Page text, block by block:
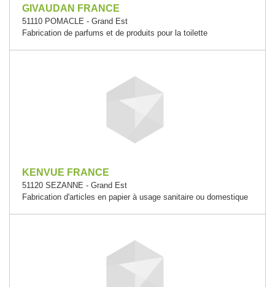
GIVAUDAN FRANCE
51110 POMACLE - Grand Est
Fabrication de parfums et de produits pour la toilette
KENVUE FRANCE
51120 SEZANNE - Grand Est
Fabrication d'articles en papier à usage sanitaire ou domestique